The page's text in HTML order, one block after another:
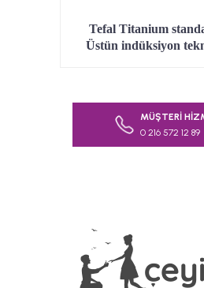
Tefal Titanium
Üstün indüksiyon
Bu ürünün fiyat bilgisi,
Görüş ve önerileriniz
Bu ürüne benzer
MÜŞTERİ
0 216 572 12 89